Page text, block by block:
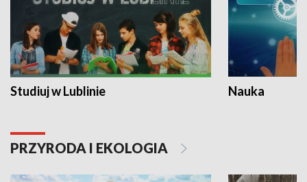
Studiuj w Lublinie Nauka
PRZYRODA I EKOLOGIA